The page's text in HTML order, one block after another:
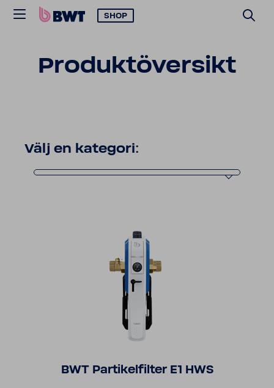
SHOP
Produk­tö­ver­sikt
Välj en kate­gori:
BWT Parti­kel­filter E1 HWS